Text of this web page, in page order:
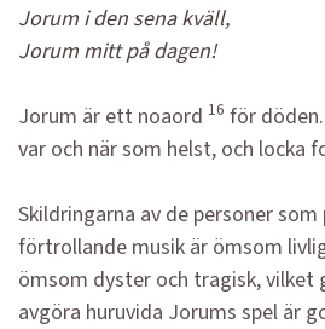
Jorum i den sena kväll,
Jorum mitt på dagen!
Jorum är ett noaord 16 för
var och när som helst, och locka
Skildringarna av de personer
förtrollande musik är ömsom
ömsom dyster och tragisk,
avgöra huruvida Jorums spel är